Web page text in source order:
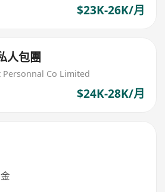
$23K-26K/月
遊顧問 - 私人包團
Co Limited
$24K-28K/月